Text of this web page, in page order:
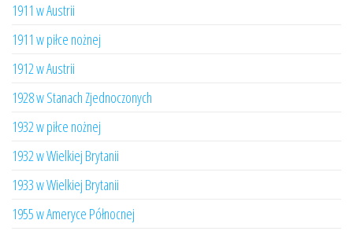
1911 w Austrii
1911 w piłce nożnej
1912 w Austrii
1928 w Stanach Zjednoczonych
1932 w piłce nożnej
1932 w Wielkiej Brytanii
1933 w Wielkiej Brytanii
1955 w Ameryce Północnej